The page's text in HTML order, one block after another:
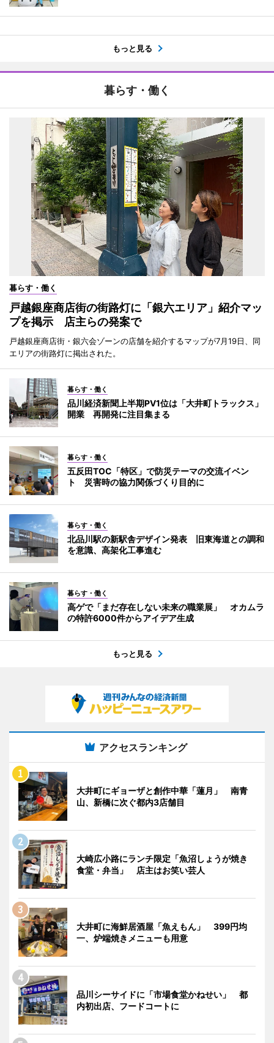
もっと見る
暮らす・働く
暮らす・働く
戸越銀座商店街の街路灯に「銀六エリア」紹介マッ
プを掲示 店主らの発案で
戸越銀座商店街・銀六会ゾーンの店舗を紹介するマップが7月19日、同
エリアの街路灯に掲出された。
暮らす・働く
品川経済新聞上半期PV1位は「大井町トラックス」
開業 再開発に注目集まる
暮らす・働く
五反田TOC「特区」で防災テーマの交流イベン
ト 災害時の協力関係づくり目的に
暮らす・働く
北品川駅の新駅舎デザイン発表 旧東海道との調和
を意識、高架化工事進む
暮らす・働く
高ゲで「まだ存在しない未来の職業展」 オカムラ
の特許6000件からアイデア生成
もっと見る
アクセスランキング
大井町にギョーザと創作中華「蓮月」 南青
山、新橋に次ぐ都内3店舗目
大崎広小路にランチ限定「魚沼しょうが焼き
食堂・弁当」 店主はお笑い芸人
大井町に海鮮居酒屋「魚えもん」 399円均
一、炉端焼きメニューも用意
品川シーサイドに「市場食堂かねせい」 都
内初出店、フードコートに